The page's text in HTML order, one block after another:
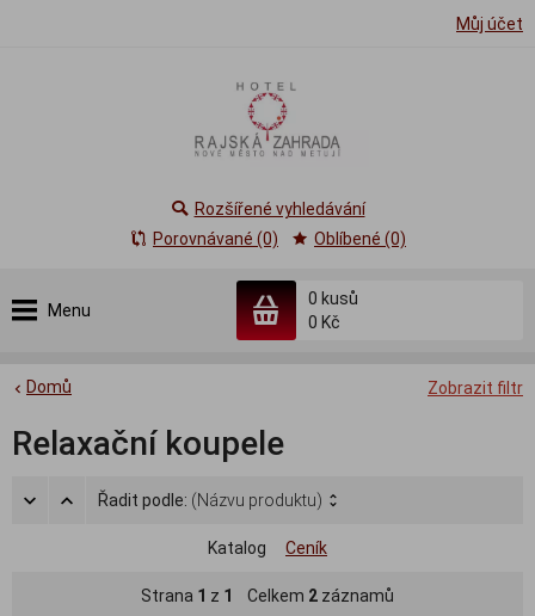
Můj účet
Menu
0 kusů
0 Kč
Rozšířené vyhledávání
Porovnávané (0)
Oblíbené (0)
Zobrazit filtr
Domů
Relaxační koupele
Řadit podle: (Názvu produktu)
Katalog Ceník
Strana 1 z 1 Celkem 2 záznamů